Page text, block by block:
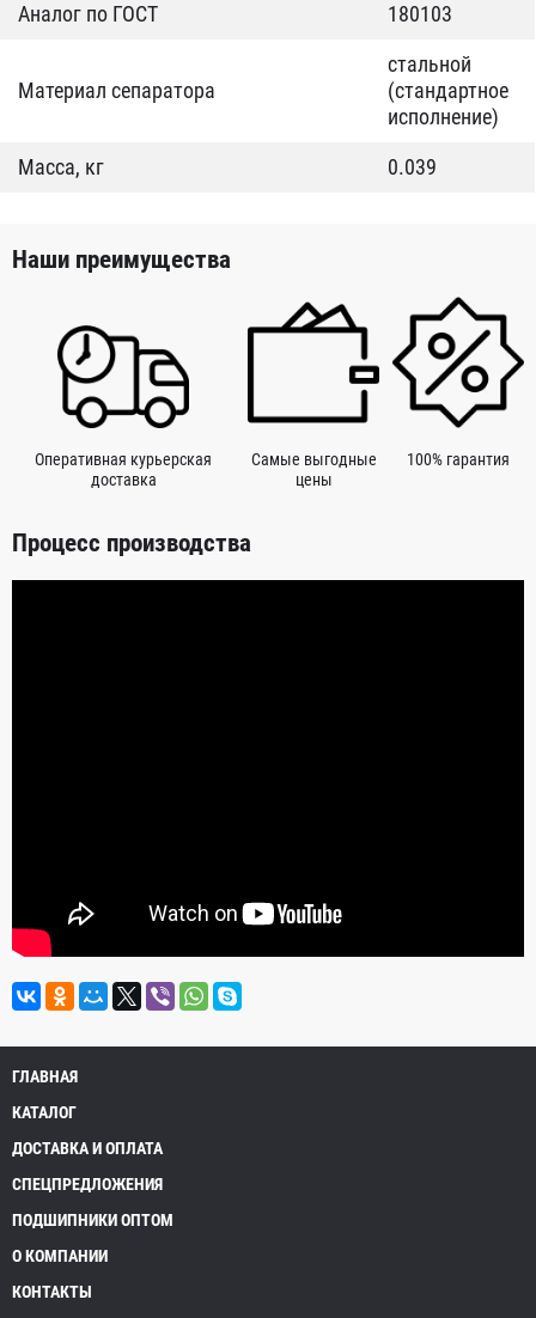
Аналог по ГОСТ 180103
Материал сепаратора
стальной
(стандартное
исполнение)
Масса, кг
0.039
Наши преимущества
Оперативная курьерская
доставка
Самые выгодные
цены
100% гарантия
Процесс производства
ГЛАВНАЯ
КАТАЛОГ
ДОСТАВКА И ОПЛАТА
СПЕЦПРЕДЛОЖЕНИЯ
ПОДШИПНИКИ ОПТОМ
О КОМПАНИИ
КОНТАКТЫ